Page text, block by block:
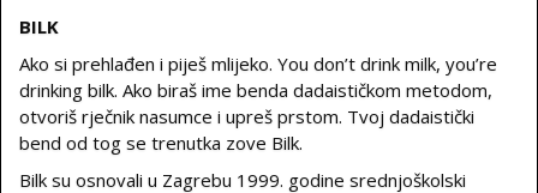
BILK
Ako si prehlađen i piješ mlijeko. You don’t drink milk, you’re
drinking bilk. Ako biraš ime benda dadaističkom metodom,
otvoriš rječnik nasumce i upreš prstom. Tvoj dadaistički
bend od tog se trenutka zove Bilk.
Bilk su osnovali u Zagrebu 1999. godine srednjoškolski